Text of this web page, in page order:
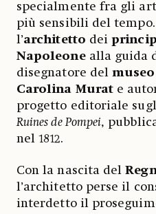
specialmente fra gli
più sensibili del
l’architetto dei
Napoleonealla guida
disegnatore del
Carolina Murat e
progetto editoriale
Ruines de Pompei,
nel 1812.
Con la nascita del
l’architetto perse il
interdetto il